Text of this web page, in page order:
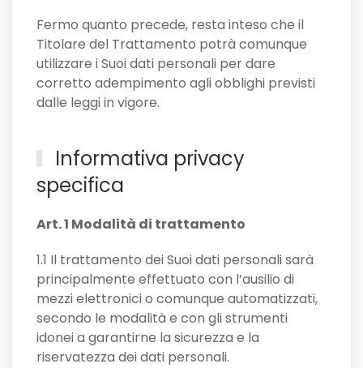
Fermo quanto precede, resta inteso che il
Titolare del Trattamento potrà comunque
utilizzare i Suoi dati personali per dare
corretto adempimento agli obblighi previsti
dalle leggi in vigore.
Informativa privacy
specifica
Art. 1 Modalità di trattamento
1.1 Il trattamento dei Suoi dati personali sarà
principalmente effettuato con l’ausilio di
mezzi elettronici o comunque automatizzati,
secondo le modalità e con gli strumenti
idonei a garantirne la sicurezza e la
riservatezza dei dati personali.